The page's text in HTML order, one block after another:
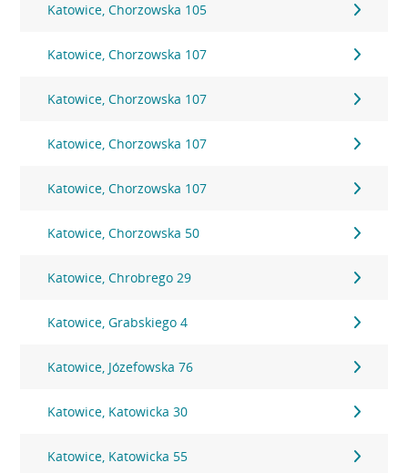
Katowice, Chorzowska 105
Katowice, Chorzowska 107
Katowice, Chorzowska 107
Katowice, Chorzowska 107
Katowice, Chorzowska 107
Katowice, Chorzowska 50
Katowice, Chrobrego 29
Katowice, Grabskiego 4
Katowice, Józefowska 76
Katowice, Katowicka 30
Katowice, Katowicka 55